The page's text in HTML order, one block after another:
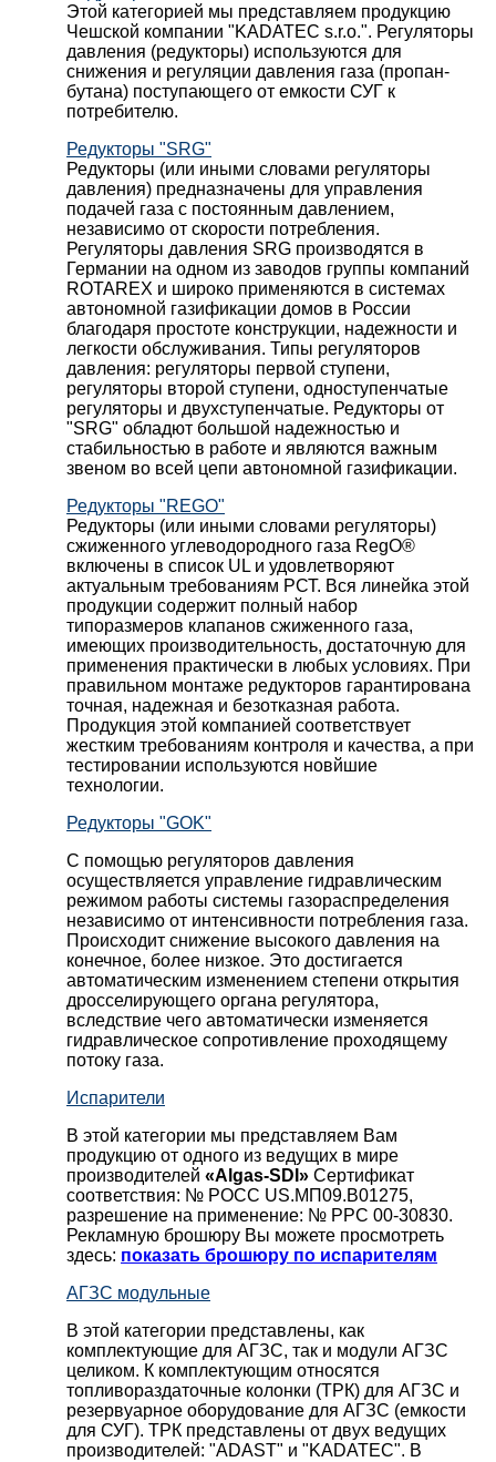
Этой категорией мы представляем продукцию
Чешской компании "KADATEC s.r.o.". Регуляторы
давления (редукторы) используются для
снижения и регуляции давления газа (пропан-
бутана) поступающего от емкости СУГ к
потребителю.
Редукторы "SRG"
Редукторы (или иными словами регуляторы
давления) предназначены для управления
подачей газа с постоянным давлением,
независимо от скорости потребления.
Регуляторы давления SRG производятся в
Германии на одном из заводов группы компаний
ROTAREX и широко применяются в системах
автономной газификации домов в России
благодаря простоте конструкции, надежности и
легкости обслуживания. Типы регуляторов
давления: регуляторы первой ступени,
регуляторы второй ступени, одноступенчатые
регуляторы и двухступенчатые. Редукторы от
"SRG" обладют большой надежностью и
стабильностью в работе и являются важным
звеном во всей цепи автономной газификации.
Редукторы "REGO"
Редукторы (или иными словами регуляторы)
сжиженного углеводородного газа RegO®
включены в список UL и удовлетворяют
актуальным требованиям РСТ. Вся линейка этой
продукции содержит полный набор
типоразмеров клапанов сжиженного газа,
имеющих производительность, достаточную для
применения практически в любых условиях. При
правильном монтаже редукторов гарантирована
точная, надежная и безотказная работа.
Продукция этой компанией соответствует
жестким требованиям контроля и качества, а при
тестировании используются новйшие
технологии.
Редукторы "GOK"
С помощью регуляторов давления
осуществляется управление гидравлическим
режимом работы системы газораспределения
независимо от интенсивности потребления газа.
Происходит снижение высокого давления на
конечное, более низкое. Это достигается
автоматическим изменением степени открытия
дросселирующего органа регулятора,
вследствие чего автоматически изменяется
гидравлическое сопротивление проходящему
потоку газа.
Испарители
В этой категории мы представляем Вам
продукцию от одного из ведущих в мире
производителей «Algas-SDI» Сертификат
соответствия: № РОСС US.МП09.В01275,
разрешение на применение: № РРС 00-30830.
Рекламную брошюру Вы можете просмотреть
здесь: показать брошюру по испарителям
АГЗС модульные
В этой категории представлены, как
комплектующие для АГЗС, так и модули АГЗС
целиком. К комплектующим относятся
топливораздаточные колонки (ТРК) для АГЗС и
резервуарное оборудование для АГЗС (емкости
для СУГ). ТРК представлены от двух ведущих
производителей: "ADAST" и "KADATEC". В